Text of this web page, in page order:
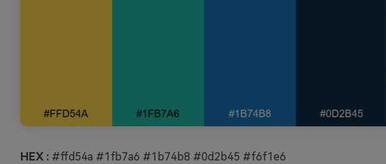
HEX :#ffd54a #1fb7a6 #1b74b8 #0d2b45 #f6f1e6